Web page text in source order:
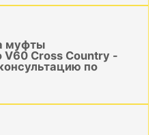
муфты
V60 Cross Country -
по